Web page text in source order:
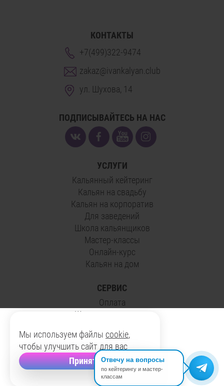
Мы используем файлы cookie,
чтобы улучшить сайт для вас
Принять
КОНТАКТЫ
+7(499)322-9474
zakaz@ivankalyan.club
ул. Шухова, 14
ПОДПИСЫВАЙТЕСЬ НА НАС
УСЛУГИ
Кальянный кейтеринг
Кальян на свадьбу
Кальян на корпоратив
Для заведений
Школа кальянщиков
Мастер-классы
Онлайн-курс
Кальян на дом
СЕРВИС
Оплата
Школа кальянщиков
Акции
Магазин кальянов
Отвечу на вопросы
по кейтерингу и мастер-
классам